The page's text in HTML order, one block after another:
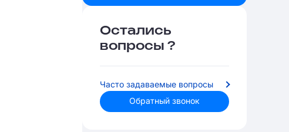
Остались
вопросы ?
Часто задаваемые вопросы
Обратный звонок